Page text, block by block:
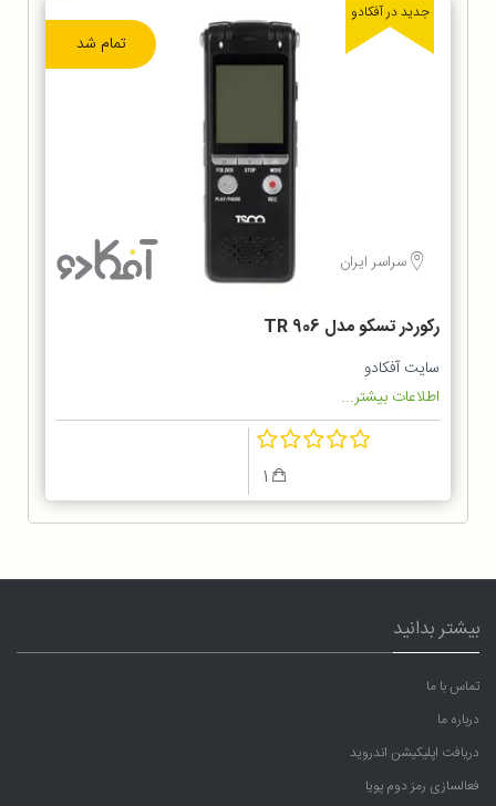
تمام شد
جدید در آفکادو
سراسر ایران
رکوردر تسکو مدل TR 906
سایت آفکادو
اطلاعات بیشتر...
بیشتر بدانید
تماس با ما
درباره ما
دریافت اپلیکیشن اندروید
فعالسازی رمز دوم پویا